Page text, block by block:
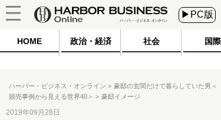
▶PC版
HOME 政治・経済 社会 国際
ハーバー・ビジネス・オンライン
豪邸の玄関だけで暮らしていた男＜
競売事例から見える世界40＞
豪邸イメージ
2019年09月28日